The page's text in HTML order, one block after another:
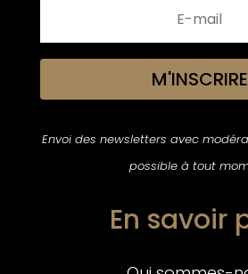
M'INSCRIRE
Envoi des newsletters avec
possible à tout
En savoir